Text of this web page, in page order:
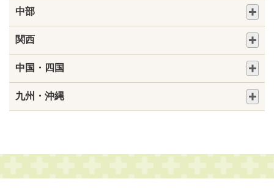
中部
関西
中国・四国
九州・沖縄